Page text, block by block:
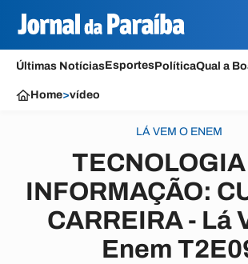
Últimas NotíciasEsportesPolíticaQual a
Home>vídeo
LÁ VEM O ENEM
INFORMAÇÃO:
CARREIRA - Lá
Enem